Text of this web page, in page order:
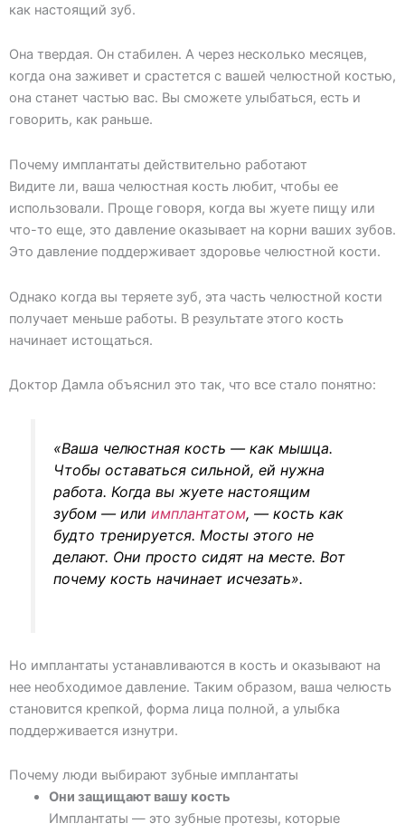
как настоящий зуб.
Она твердая. Он стабилен. А через несколько месяцев,
когда она заживет и срастется с вашей челюстной костью,
она станет частью вас. Вы сможете улыбаться, есть и
говорить, как раньше.
Почему имплантаты действительно работают
Видите ли, ваша челюстная кость любит, чтобы ее
использовали. Проще говоря, когда вы жуете пищу или
что-то еще, это давление оказывает на корни ваших зубов.
Это давление поддерживает здоровье челюстной кости.
Однако когда вы теряете зуб, эта часть челюстной кости
получает меньше работы. В результате этого кость
начинает истощаться.
Доктор Дамла объяснил это так, что все стало понятно:
«Ваша челюстная кость — как мышца.
Чтобы оставаться сильной, ей нужна
работа. Когда вы жуете настоящим
зубом — илиимплантатом, — кость как
будто тренируется. Мосты этого не
делают. Они просто сидят на месте. Вот
почему кость начинает исчезать».
Но имплантаты устанавливаются в кость и оказывают на
нее необходимое давление. Таким образом, ваша челюсть
становится крепкой, форма лица полной, а улыбка
поддерживается изнутри.
Почему люди выбирают зубные имплантаты
Они защищают вашу кость
Имплантаты — это зубные протезы, которые